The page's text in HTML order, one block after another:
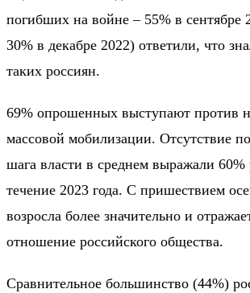
погибших на войне – 55% в сентябре
30% в декабре 2022) ответили, что
таких россиян.
69% опрошенных выступают против
массовой мобилизации. Отсутствие
шага власти в среднем выражали 60%
течение 2023 года. С пришествием
возросла более значительно и
отношение российского общества.
Сравнительное большинство (44%)